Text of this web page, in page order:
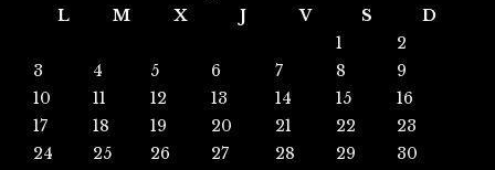
L
M X J V S
D
1
2
3
4 5 6 7 8
9
10
11 12 13 14 15
16
17
18 19 20 21 22
23
24
25 26 27 28 29
30